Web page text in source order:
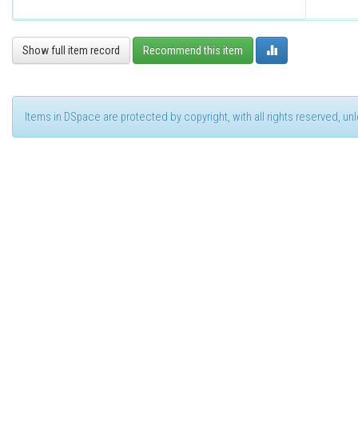
Show full item record Recommend this item
Items in DSpace are protected by copyright, with all rights reserved,